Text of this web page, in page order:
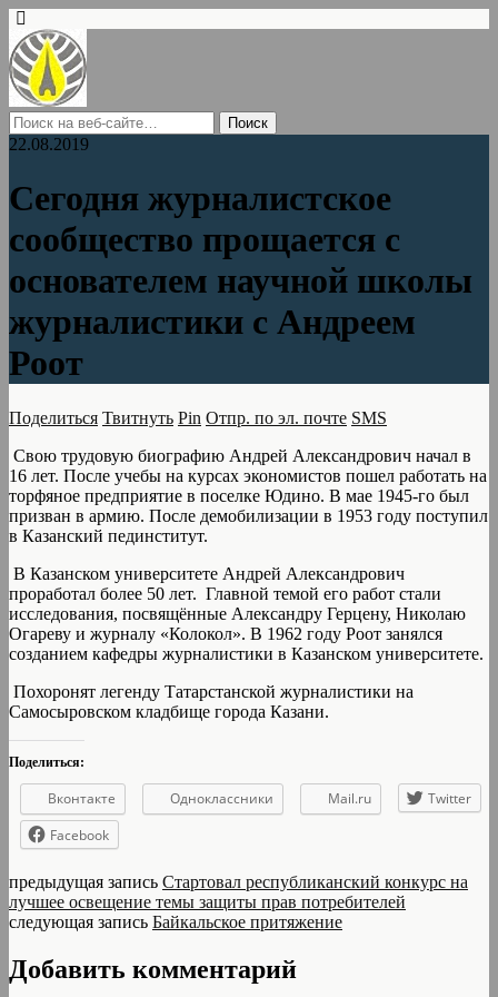
22.08.2019
Сегодня журналистское
сообщество прощается с
основателем научной школы
журналистики с Андреем
Роот
Поделиться Твитнуть Pin Отпр. по эл. почте SMS
Свою трудовую биографию Андрей Александрович начал в
16 лет. После учебы на курсах экономистов пошел работать на
торфяное предприятие в поселке Юдино. В мае 1945-го был
призван в армию. После демобилизации в 1953 году поступил
в Казанский пединститут.
В Казанском университете Андрей Александрович
проработал более 50 лет. Главной темой его работ стали
исследования, посвящённые Александру Герцену, Николаю
Огареву и журналу «Колокол». В 1962 году Роот занялся
созданием кафедры журналистики в Казанском университете.
Похоронят легенду Татарстанской журналистики на
Самосыровском кладбище города Казани.
Поделиться:
Вконтакте Одноклассники Mail.ru
Twitter
Facebook
предыдущая запись Стартовал республиканский конкурс на
лучшее освещение темы защиты прав потребителей
следующая запись Байкальское притяжение
Добавить комментарий